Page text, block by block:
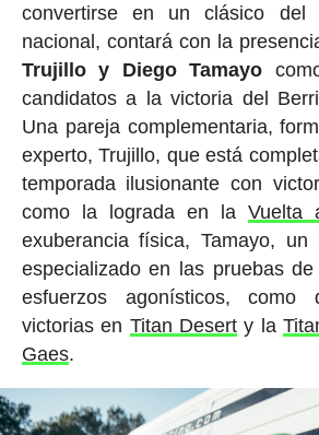
convertirse en un clásico del
nacional, contará con la
Trujillo y Diego Tamayo
candidatos a la victoria del
Una pareja complementaria,
experto, Trujillo, que está
temporada ilusionante con
como la lograda en laVuelta
exuberancia física, Tamayo,
especializado en las pruebas
esfuerzos agonísticos, como
victorias en Titan Deserty la
Gaes.